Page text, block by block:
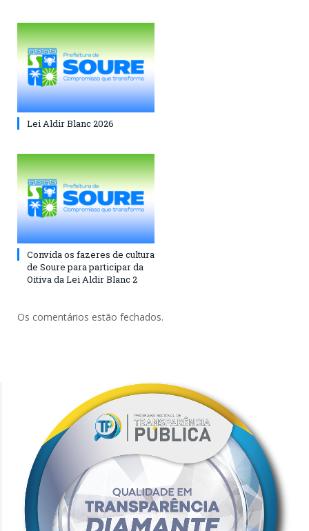
Lei Aldir Blanc 2026
Convida os fazeres de cultura
de Soure para participar da
Oitiva da Lei Aldir Blanc 2
Os comentários estão fechados.